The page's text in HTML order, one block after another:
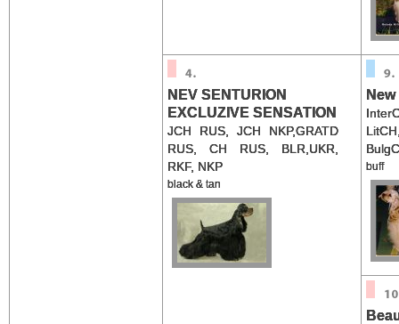
NEV SENTURION
EXCLUZIVE SENSATION
JCH RUS, JCH NKP,GRATD
RUS, CH RUS, BLR,UKR,
RKF, NKP
black & tan
buff